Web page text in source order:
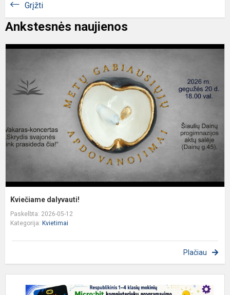
Grįžti
Ankstesnės naujienos
Kviečiame dalyvauti!
Paskelbta: 2026-05-12
Kategorija: Kvietimai
Plačiau